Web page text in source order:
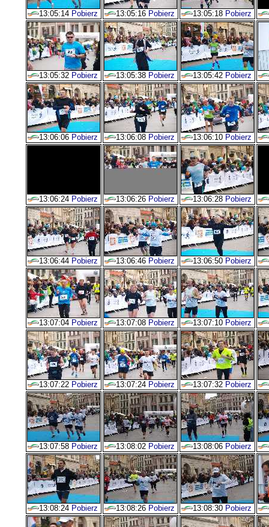
13:05:14 Pobierz 13:05:16 Pobierz 13:05:18 Pobierz
13:05:32 Pobierz 13:05:38 Pobierz 13:05:42 Pobierz
13:06:06 Pobierz 13:06:08 Pobierz 13:06:10 Pobierz
13:06:24 Pobierz 13:06:26 Pobierz 13:06:28 Pobierz
13:06:44 Pobierz 13:06:46 Pobierz 13:06:50 Pobierz
13:07:04 Pobierz 13:07:08 Pobierz 13:07:10 Pobierz
13:07:22 Pobierz 13:07:24 Pobierz 13:07:32 Pobierz
13:07:58 Pobierz 13:08:02 Pobierz 13:08:06 Pobierz
13:08:24 Pobierz 13:08:26 Pobierz 13:08:30 Pobierz